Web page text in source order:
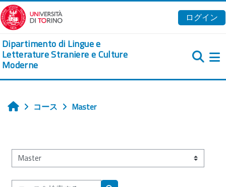
メインコンテンツへスキップする
ログイン
Dipartimento di Lingue e
Letterature Straniere e Culture
Moderne
ホーム
コース Master
コースカテゴリ